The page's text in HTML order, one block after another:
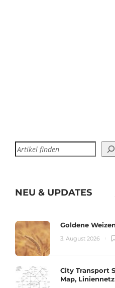
NEU & UPDATES
Goldene
3. August 2026
City Transport
Map,